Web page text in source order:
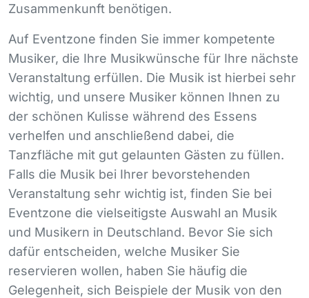
Zusammenkunft benötigen.
Auf Eventzone finden Sie immer kompetente
Musiker, die Ihre Musikwünsche für Ihre nächste
Veranstaltung erfüllen. Die Musik ist hierbei sehr
wichtig, und unsere Musiker können Ihnen zu
der schönen Kulisse während des Essens
verhelfen und anschließend dabei, die
Tanzfläche mit gut gelaunten Gästen zu füllen.
Falls die Musik bei Ihrer bevorstehenden
Veranstaltung sehr wichtig ist, finden Sie bei
Eventzone die vielseitigste Auswahl an Musik
und Musikern in Deutschland. Bevor Sie sich
dafür entscheiden, welche Musiker Sie
reservieren wollen, haben Sie häufig die
Gelegenheit, sich Beispiele der Musik von den